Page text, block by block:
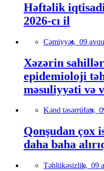
Həftəlik
2026-cı il
Cəmiyyət, 09
Xəzərin
epidemioloji
məsuliyyəti və
Kənd təsərrüfatı,
Qonşudan çox
daha baha
Təhlükəsizlik, 09